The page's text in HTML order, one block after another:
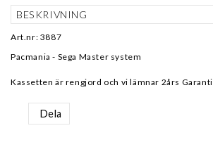
BESKRIVNING
Art.nr: 3887
Pacmania - Sega Master system
Kassetten är rengjord och vi lämnar 2års Garanti
Dela